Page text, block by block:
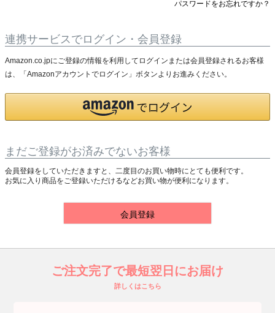
パスワードをお忘れですか？
連携サービスでログイン・会員登録
Amazon.co.jpにご登録の情報を利用してログインまたは会員登録されるお客様
は、「Amazonアカウントでログイン」ボタンよりお進みください。
まだご登録がお済みでないお客様
会員登録をしていただきますと、二度目のお買い物時にとても便利です。
お気に入り商品をご登録いただけるなどお買い物が便利になります。
会員登録
ご注文完了で最短翌日にお届け
詳しくはこちら